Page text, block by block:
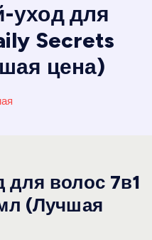
уход для
Secrets
цена)
для волос 7в1
(Лучшая